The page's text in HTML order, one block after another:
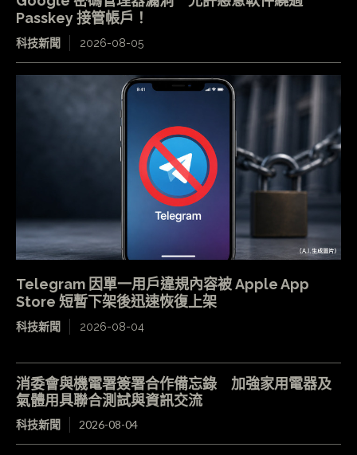
Passkey 接管帳戶！
科技新聞 2026-08-05
Telegram 因單一用戶違規內容被 Apple App
Store 短暫下架後迅速恢復上架
科技新聞 2026-08-04
消委會與機電署簽署合作備忘錄 加強家用電器及
氣體用具聯合測試與資訊交流
科技新聞 2026-08-04